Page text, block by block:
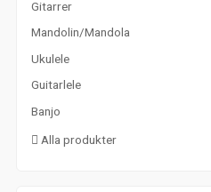
Gitarrer
Mandolin/Mandola
Ukulele
Guitarlele
Banjo
Alla produkter